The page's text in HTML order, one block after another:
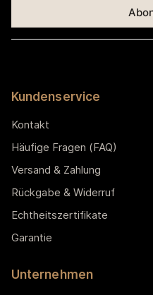
Kundenservice
Kontakt
Häufige Fragen (FAQ)
Versand & Zahlung
Rückgabe & Widerruf
Echtheitszertifikate
Garantie
Unternehmen